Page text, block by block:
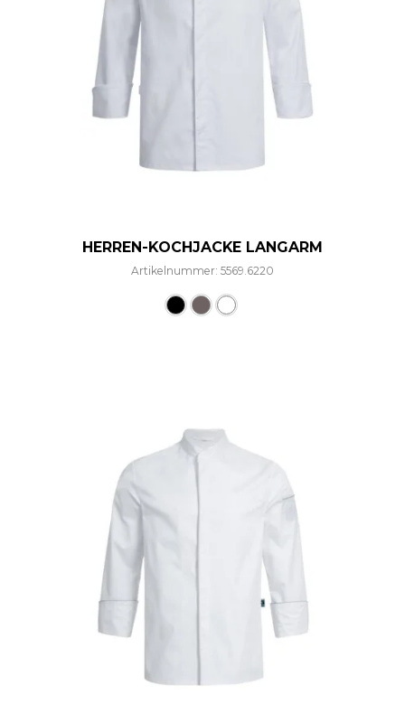
HERREN-KOCHJACKE LANGARM
Artikelnummer: 5569.6220